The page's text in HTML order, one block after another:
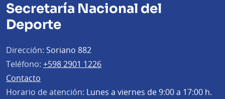
Secretaría Nacional del
Deporte
Dirección: Soriano 882
Teléfono: +598 2901 1226
Contacto
Horario de atención: Lunes a viernes de 9:00 a 17:00 h.